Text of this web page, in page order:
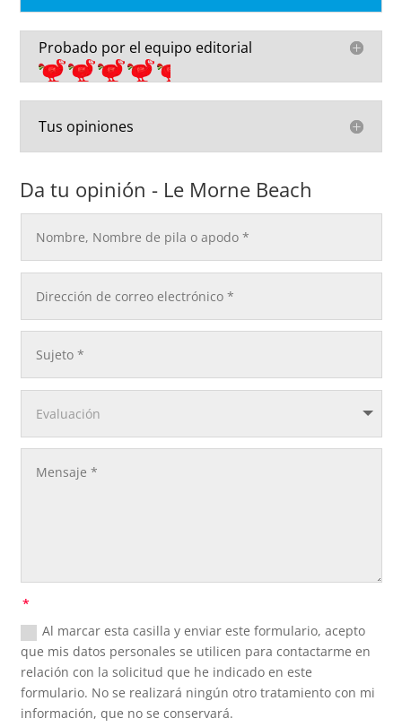
Probado por el equipo editorial
Tus opiniones
Da tu opinión - Le Morne Beach
Al marcar esta casilla y enviar este formulario, acepto
que mis datos personales se utilicen para contactarme en
relación con la solicitud que he indicado en este
formulario. No se realizará ningún otro tratamiento con mi
información, que no se conservará.